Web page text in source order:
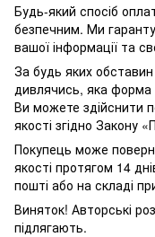
Будь-який спосіб
безпечним. Ми
вашої інформації та
За будь яких
дивлячись, яка форма
Ви можете здійснити
якості згідно Закону
Покупець може
якості протягом 14
пошті або на складі
Виняток! Авторські
підлягають.